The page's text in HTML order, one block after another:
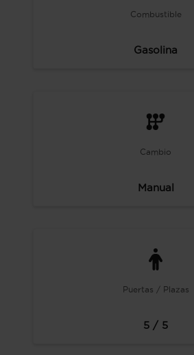
Combustible
Gasolina
Cambio
Manual
Puertas / Plazas
5 / 5